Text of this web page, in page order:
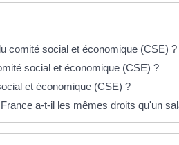
comité social et économique (CSE) ?
social et économique (CSE) ?
et économique (CSE) ?
a-t-il les mêmes droits qu'un